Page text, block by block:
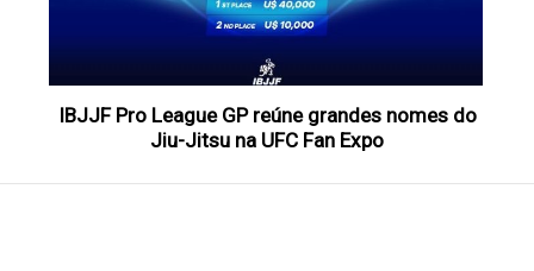
IBJJF Pro League GP reúne grandes nomes do
Jiu-Jitsu na UFC Fan Expo